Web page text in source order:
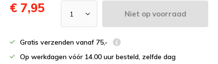
€ 7,95 Niet op voorraad
Gratis verzenden vanaf 75,-
Op werkdagen vóór 14.00 uur besteld, zelfde dag